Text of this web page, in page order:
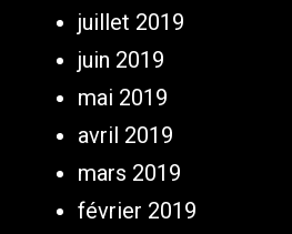
juillet 2019
juin 2019
mai 2019
avril 2019
mars 2019
février 2019